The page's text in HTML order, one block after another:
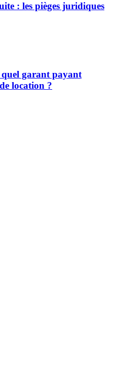
: les pièges juridiques
garant payant
location ?